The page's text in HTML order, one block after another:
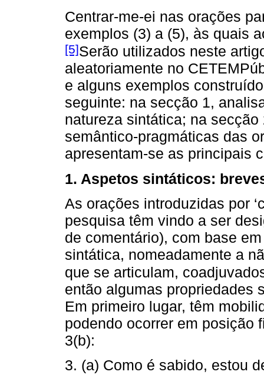
Centrar-me-ei nas orações
exemplos (3) a (5), às quais
[5]Serão utilizados neste
aleatoriamente no
e alguns exemplos
seguinte: na secção 1,
natureza sintática; na
semântico-pragmáticas das
apresentam-se as principais
1. Aspetos sintáticos:
As orações introduzidas por
pesquisa têm vindo a ser
de comentário), com base
sintática, nomeadamente a
que se articulam,
então algumas propriedades
Em primeiro lugar, têm
podendo ocorrer em posição
3(b):
3. (a) Como é sabido, estou